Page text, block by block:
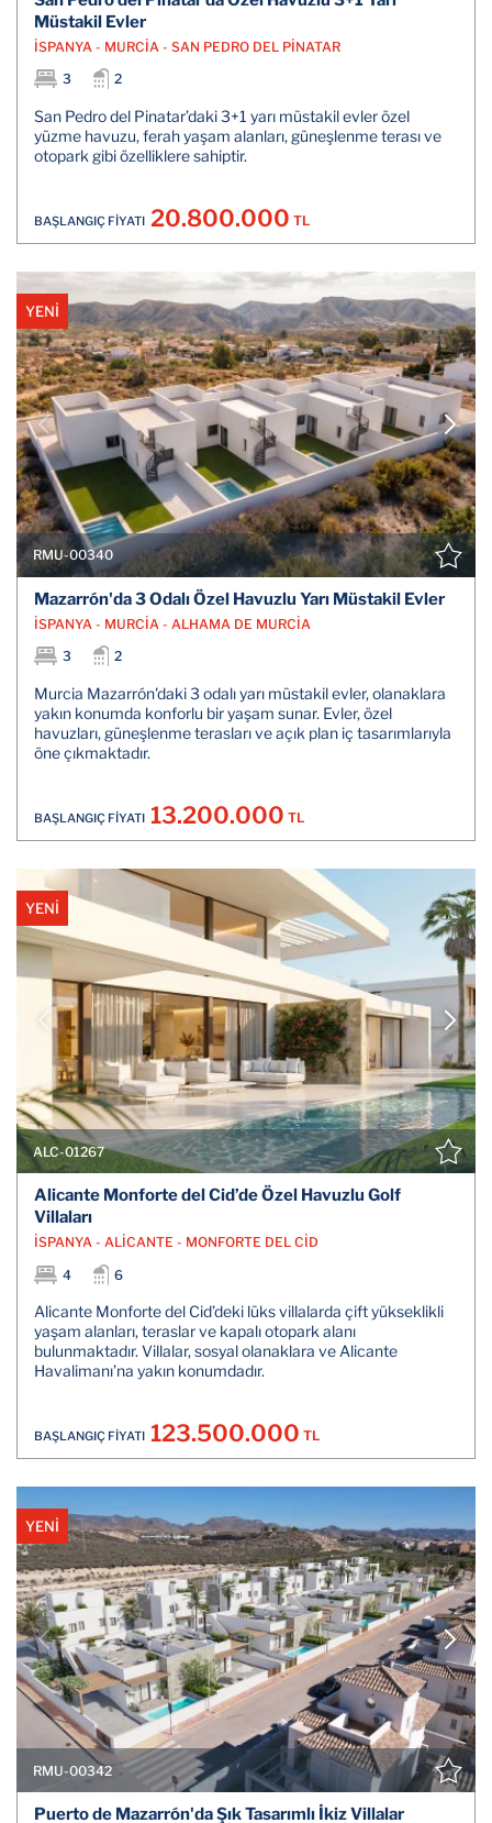
Müstakil Evler
İSPANYA - MURCİA - SAN PEDRO DEL PİNATAR
3
2
San Pedro del Pinatar’daki 3+1 yarı müstakil evler özel
yüzme havuzu, ferah yaşam alanları, güneşlenme terası ve
otopark gibi özelliklere sahiptir.
BAŞLANGIÇ FİYATI 20.800.000 TL
YENİ
RMU-00340
Mazarrón'da 3 Odalı Özel Havuzlu Yarı Müstakil Evler
İSPANYA - MURCİA - ALHAMA DE MURCİA
3
2
Murcia Mazarrón'daki 3 odalı yarı müstakil evler, olanaklara
yakın konumda konforlu bir yaşam sunar. Evler, özel
havuzları, güneşlenme terasları ve açık plan iç tasarımlarıyla
öne çıkmaktadır.
BAŞLANGIÇ FİYATI 13.200.000 TL
YENİ
ALC-01267
Alicante Monforte del Cid’de Özel Havuzlu Golf
Villaları
İSPANYA - ALİCANTE - MONFORTE DEL CİD
4
6
Alicante Monforte del Cid’deki lüks villalarda çift yükseklikli
yaşam alanları, teraslar ve kapalı otopark alanı
bulunmaktadır. Villalar, sosyal olanaklara ve Alicante
Havalimanı’na yakın konumdadır.
BAŞLANGIÇ FİYATI 123.500.000 TL
YENİ
RMU-00342
Puerto de Mazarrón'da Şık Tasarımlı İkiz Villalar